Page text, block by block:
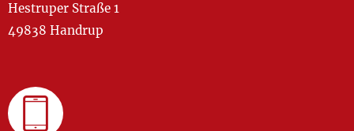
Hestruper Straße 1
49838 Handrup